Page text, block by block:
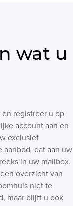
wat u
registreer u op
account aan en
exclusief
aanbod dat aan uw
in uw mailbox.
overzicht van
niet te
maar blijft u ook